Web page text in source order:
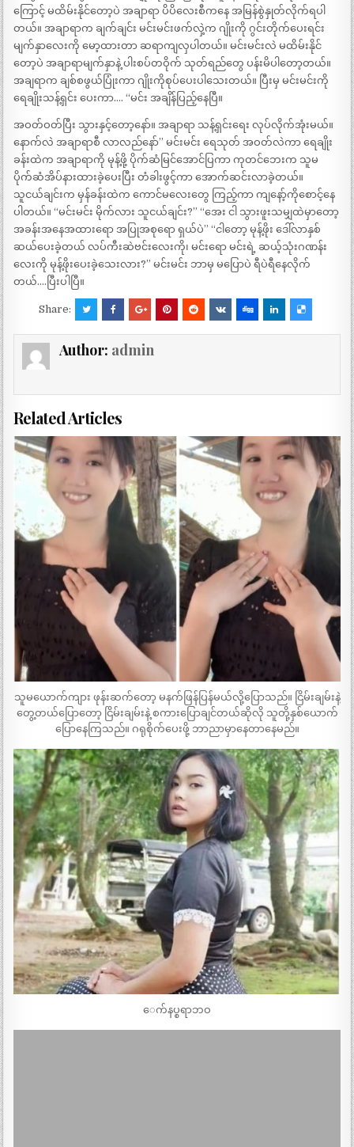
ကြောင့် မထိမ်းနိုင်တော့ပဲ အချာရာ ပိပိလေးစီကနေ အမြန်စွဲနှုတ်လိုက်ရပါ
တယ်။ အချာရာက ချက်ချင်း မင်းမင်းဖက်လှဲ့က ဂျိုးကို ဂွင်းတိုက်ပေးရင်း
မျက်နှာလေးကို မော့ထားတာ ဆရာကျလှပါတယ်။ မင်းမင်းလဲ မထိမ်းနိုင်
တော့ပဲ အချာရာမျက်နှာနဲ့ ပါးစပ်တဝိုက် သုတ်ရည်တွေ ပန်းမိပါတော့တယ်။
အချရာက ချစ်စဖွယ်ပြုံးကာ ဂျိုးကိုစုပ်ပေးပါသေးတယ်။ ပြီးမှ မင်းမင်းကို
ရေချိုးသန့်ရှင်း ပေးကာ…. “မင်း အချိန်ပြည့်နေပြီ။
အဝတ်ဝတ်ပြီး သွားနှင့်တော့နော်။ အချာရာ သန့်ရှင်းရေး လုပ်လိုက်အုံးမယ်။
နောက်လဲ အချာရာစီ လာလည်နော်” မင်းမင်း ရေသုတ် အဝတ်လဲကာ ရေချိုး
ခန်းထဲက အချာရာကို မုန့်ဖို့ ပိုက်ဆံမြင်အောင်ပြကာ ကုတင်ဘေးက သူမ
ပိုက်ဆံအိပ်နားထားခဲ့ပေးပြီး တံခါးဖွင့်ကာ အောက်ဆင်းလာခဲ့တယ်။
သူငယ်ချင်းက မှန်ခန်းထဲက ကောင်မလေးတွေ ကြည့်ကာ ကျနော့်ကိုစောင့်နေ
ပါတယ်။ “မင်းမင်း မိုက်လား သူငယ်ချင်း?” “အေး ငါ သွားဖူးသမျှထဲမှာတော့
အခန်းအနေအထားရော အပြုအစုရော ရှယ်ပဲ” “ငါတော့ မုန့်ဖိုး ဒေါ်လာနှစ်
ဆယ်ပေးခဲ့တယ် လပ်ကီးဆဲဗင်းလေးကို၊ မင်းရော မင်းရဲ့ ဆယ့်သုံးဂဏန်း
လေးကို မုန့်ဖိုးပေးခဲ့သေးလား?” မင်းမင်း ဘာမှ မပြောပဲ ရီပဲရီနေလိုက်
တယ်….ပြီးပါပြီ။
Share:
Author: admin
Related Articles
သူမယောက်ကျား ဖုန်းဆက်တော့ မနက်ဖြန်ပြန်မယ်လို့ပြောသည်။ ငြိမ်းချမ်းနဲ့
တွေ့တယ်ပြောတော့ ငြိမ်းချမ်းနဲ့ စကားပြောချင်တယ်ဆိုလို သူတို့နှစ်ယောက်
ပြောနေကြသည်။ ဂရုစိုက်ပေးဖို့ ဘာညာမှာနေတာနေမည်။
ေက်နပ္စရာဘဝ